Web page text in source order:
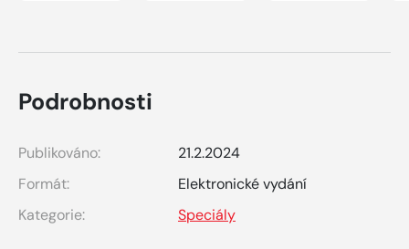
Podrobnosti
Publikováno:
21.2.2024
Formát:
Elektronické vydání
Kategorie:
Speciály